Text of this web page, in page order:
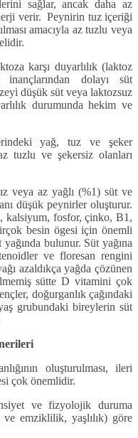
sağlar, ancak daha az
verir. Peynirin tuz içeriği
amacıyla az tuzlu veya
karşı duyarlılık (laktoz
dolayı süt
düşük süt veya laktozsuz
durumunda hekim ve
yağ, tuz ve şeker
tuzlu ve şekersiz olanları
veya az yağlı (%1) süt ve
düşük peynirler oluşturur.
kalsiyum, fosfor, çinko, B1,
besin ögesi için önemli
bulunur. Süt yağına
ve floresan rengini
azaldıkça yağda çözünen
sütte D vitamini çok
doğurganlık çağındaki
grubundaki bireylerin süt
oluşturulması, ileri
çok önemlidir.
ve fizyolojik duruma
emziklilik, yaşlılık) göre